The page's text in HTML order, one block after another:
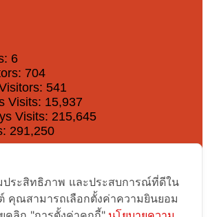
6
704
541
Visits: 15,937
Visits: 215,645
291,250
ประสิทธิภาพ และประสบการณ์ที่ดีใน
คุณสามารถเลือกตั้งค่าความยินยอม